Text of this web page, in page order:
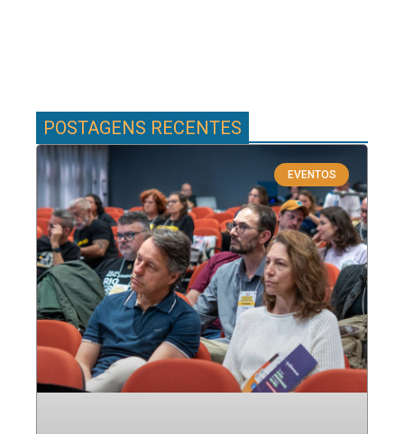
POSTAGENS RECENTES
EVENTOS